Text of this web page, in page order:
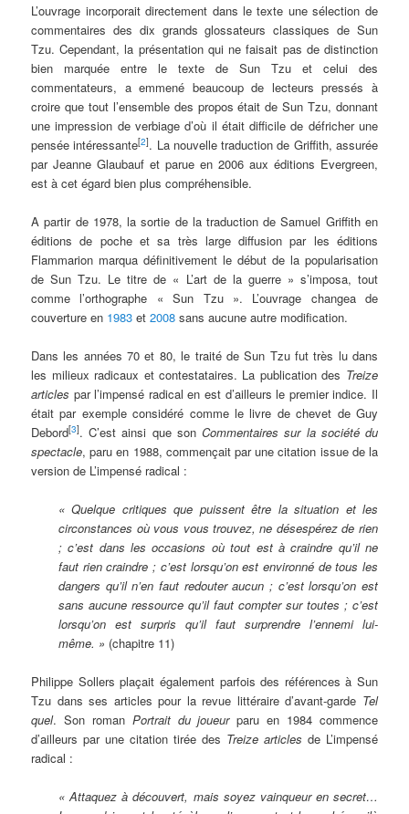
L’ouvrage incorporait directement dans le texte une sélection de
commentaires des dix grands glossateurs classiques de Sun
Tzu. Cependant, la présentation qui ne faisait pas de distinction
bien marquée entre le texte de Sun Tzu et celui des
commentateurs, a emmené beaucoup de lecteurs pressés à
croire que tout l’ensemble des propos était de Sun Tzu, donnant
une impression de verbiage d’où il était difficile de défricher une
pensée intéressante[2]. La nouvelle traduction de Griffith, assurée
par Jeanne Glaubauf et parue en 2006 aux éditions Evergreen,
est à cet égard bien plus compréhensible.
A partir de 1978, la sortie de la traduction de Samuel Griffith en
éditions de poche et sa très large diffusion par les éditions
Flammarion marqua définitivement le début de la popularisation
de Sun Tzu. Le titre de « L’art de la guerre » s’imposa, tout
comme l’orthographe « Sun Tzu ». L’ouvrage changea de
couverture en 1983 et2008 sans aucune autre modification.
Dans les années 70 et 80, le traité de Sun Tzu fut très lu dans
les milieux radicaux et contestataires. La publication des Treize
articles par l’impensé radical en est d’ailleurs le premier indice. Il
était par exemple considéré comme le livre de chevet de Guy
Debord[3]. C’est ainsi que sonCommentaires sur la société du
spectacle, paru en 1988, commençait par une citation issue de la
version de L’impensé radical :
« Quelque critiques que puissent être la situation et les
circonstances où vous vous trouvez, ne désespérez de rien
; c’est dans les occasions où tout est à craindre qu’il ne
faut rien craindre ; c’est lorsqu’on est environné de tous les
dangers qu’il n’en faut redouter aucun ; c’est lorsqu’on est
sans aucune ressource qu’il faut compter sur toutes ; c’est
lorsqu’on est surpris qu’il faut surprendre l’ennemi lui-
même. » (chapitre 11)
Philippe Sollers plaçait également parfois des références à Sun
Tzu dans ses articles pour la revue littéraire d’avant-garde Tel
quel. Son roman Portrait du joueurparu en 1984 commence
d’ailleurs par une citation tirée des Treize articles de L’impensé
radical :
« Attaquez à découvert, mais soyez vainqueur en secret…